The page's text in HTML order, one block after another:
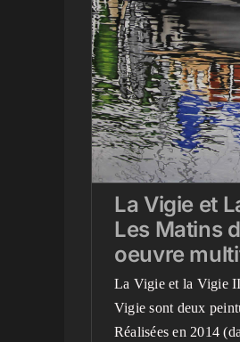
une
Blog Mes peintures en
La Vigie et
Les Matins
oeuvre
La Vigie et la Vigie
Vigie sont deux
Réalisées en 2014